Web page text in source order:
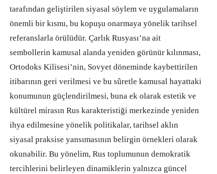
tarafından geliştirilen siyasal söylem ve uygulamaların
önemli bir kısmı, bu kopuşu onarmaya yönelik tarihsel
referanslarla örülüdür. Çarlık Rusyası’na ait
sembollerin kamusal alanda yeniden görünür kılınması,
Ortodoks Kilisesi’nin, Sovyet döneminde kaybettirilen
itibarının geri verilmesi ve bu sûretle kamusal hayattaki
konumunun güçlendirilmesi, buna ek olarak estetik ve
kültürel mirasın Rus karakteristiği merkezinde yeniden
ihya edilmesine yönelik politikalar, tarihsel aklın
siyasal praksise yansımasının belirgin örnekleri olarak
okunabilir. Bu yönelim, Rus toplumunun demokratik
tercihlerini belirleyen dinamiklerin yalnızca güncel